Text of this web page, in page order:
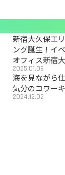
新宿大久保エ
ング誕生！イ
オフィス新宿大
2025.01.06
海を見ながら
気分のコワー
2024.12.02